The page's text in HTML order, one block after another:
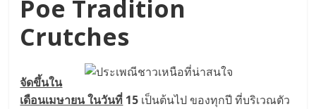
Poe Tradition
Crutches
จัดขึ้นใน
เดือนเมษายน ในวันที่ 15 เป็นต้นไป ของทุกปี ที่บริเวณตัว